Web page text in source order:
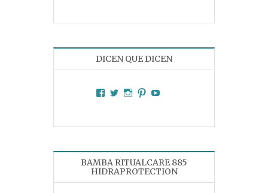
DICEN QUE DICEN
Facebook
TwitterInstagram
Pinterest
BAMBA RITUALCARE 885
HIDRAPROTECTION